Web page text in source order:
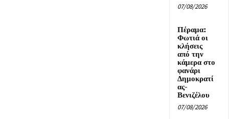
07/08/2026
Πέραμα:
Φωτιά οι
κλήσεις
από την
κάμερα στο
φανάρι
Δημοκρατί
ας-
Βενιζέλου
07/08/2026